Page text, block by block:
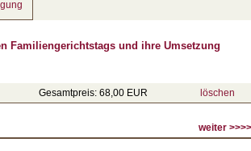
Familiengerichtstags und ihre Umsetzung
Gesamtpreis: 68,00 EUR löschen
weiter >>>>